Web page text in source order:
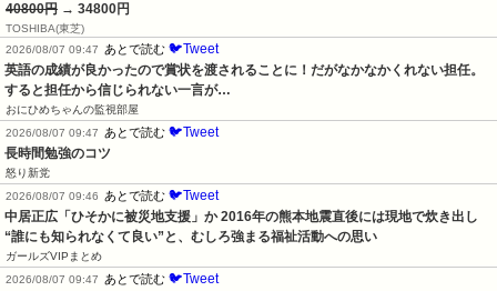
40800円 → 34800円
TOSHIBA(東芝)
2026/08/07 09:47
あとで読む 🐦Tweet
英語の成績が良かったので賞状を渡されることに！だがなかなかくれない担任。
すると担任から信じられない一言が…
おにひめちゃんの監視部屋
2026/08/07 09:47
あとで読む 🐦Tweet
長時間勉強のコツ
怒り新党
2026/08/07 09:46
あとで読む 🐦Tweet
中居正広「ひそかに被災地支援」か 2016年の熊本地震直後には現地で炊き出し
“誰にも知られなくて良い”と、むしろ強まる福祉活動への思い
ガールズVIPまとめ
2026/08/07 09:47
あとで読む 🐦Tweet